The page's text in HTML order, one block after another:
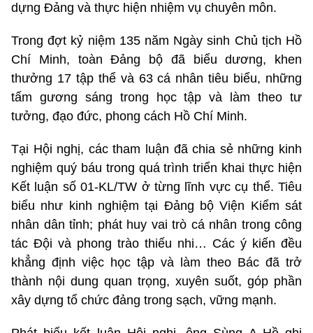
dựng Đảng và thực hiện nhiệm vụ chuyên môn.
Trong đợt kỷ niệm 135 năm Ngày sinh Chủ tịch Hồ
Chí Minh, toàn Đảng bộ đã biểu dương, khen
thưởng 17 tập thể và 63 cá nhân tiêu biểu, những
tấm gương sáng trong học tập và làm theo tư
tưởng, đạo đức, phong cách Hồ Chí Minh.
Tại Hội nghị, các tham luận đã chia sẻ những kinh
nghiệm quý báu trong quá trình triển khai thực hiện
Kết luận số 01-KL/TW ở từng lĩnh vực cụ thể. Tiêu
biểu như kinh nghiệm tại Đảng bộ Viện Kiểm sát
nhân dân tỉnh; phát huy vai trò cá nhân trong công
tác Đội và phong trào thiếu nhi… Các ý kiến đều
khẳng định việc học tập và làm theo Bác đã trở
thành nội dung quan trọng, xuyên suốt, góp phần
xây dựng tổ chức đảng trong sạch, vững mạnh.